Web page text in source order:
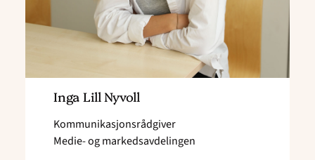
Inga Lill Nyvoll
Kommunikasjonsrådgiver
Medie- og markedsavdelingen